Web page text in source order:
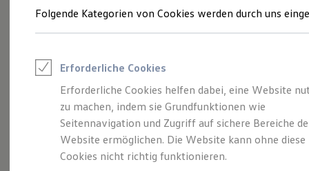
Junge Gebrauchtwagen und Gebrauchtwagen
Saisonangebote
Leasing
Leasing-Angebote
Gebrauchtwagen Leasing
Junge Gebrauchtwagen-Leasing
Elektroauto Leasing
Kleinwagen-Leasing
Leasing ohne Anzahlung
Eine Klasse für sich.
Der Golf.
Folgende Kategorien von Cookies werden durch uns
Erforderliche Cookies
Erforderliche Cookies helfen dabei, eine Website
zu machen, indem sie Grundfunktionen wie
Seitennavigation und Zugriff auf sichere Bereiche
Website ermöglichen. Die Website kann ohne diese
Cookies nicht richtig funktionieren.